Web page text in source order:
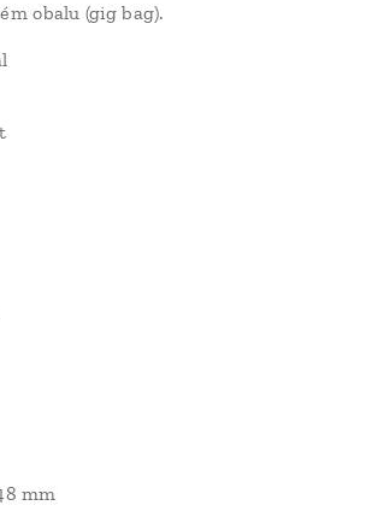
obalu (gig bag).
mm